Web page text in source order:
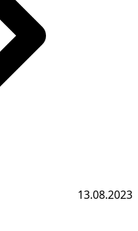
13.08.2023